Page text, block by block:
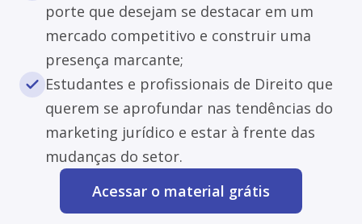
porte que desejam se destacar em um
mercado competitivo e construir uma
presença marcante;
Estudantes e profissionais de Direito que
querem se aprofundar nas tendências do
marketing jurídico e estar à frente das
mudanças do setor.
Acessar o material grátis